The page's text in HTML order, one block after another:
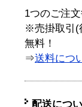
1つのご注
※売掛取引(
無料！
⇒送料につ
配送につ